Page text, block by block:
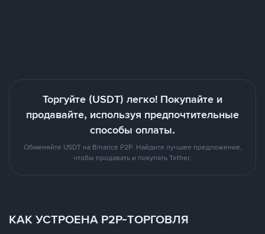
Торгуйте (USDT) легко! Покупайте и
продавайте, используя предпочтительные
способы оплаты.
Обменяйте USDT на Binance P2P. Найдите лучшее предложение,
чтобы продавать и покупать Tether.
КАК УСТРОЕНА P2P-ТОРГОВЛЯ